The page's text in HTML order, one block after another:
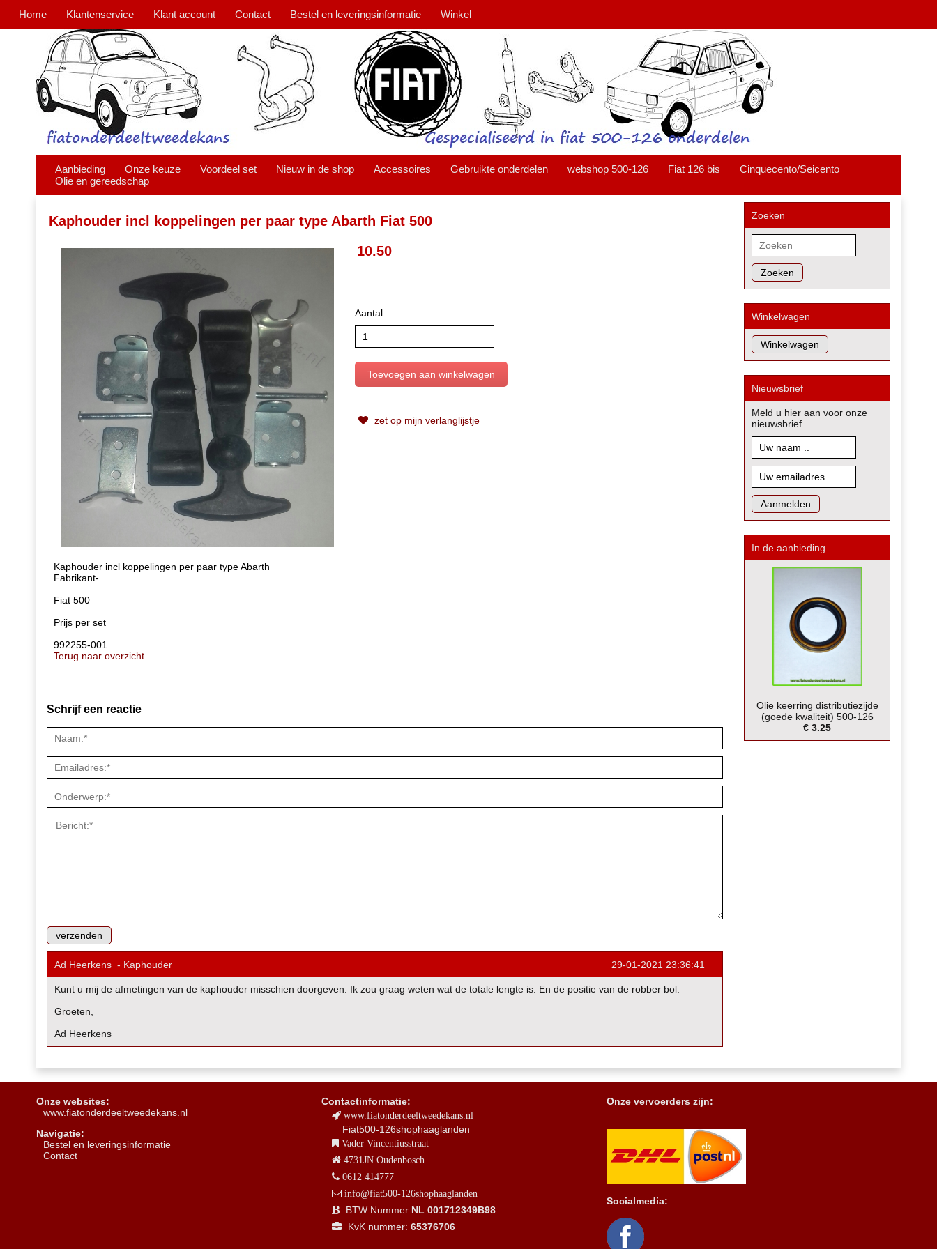
Home Klantenservice Klant account Contact Bestel en leveringsinformatie Winkel
Aanbieding Onze keuze Voordeel set Nieuw in de shop Accessoires Gebruikte onderdelen webshop 500-126 Fiat 126 bis
Cinquecento/Seicento
Olie en gereedschap
Kaphouder incl koppelingen per paar type Abarth Fiat 500
10.50
Aantal
zet op mijn verlanglijstje
Kaphouder incl koppelingen per paar type Abarth
Fabrikant-
Fiat 500
Prijs per set
992255-001
Terug naar overzicht
Schrijf een reactie
Ad Heerkens - Kaphouder 29-01-2021 23:36:41
Kunt u mij de afmetingen van de kaphouder misschien doorgeven. Ik zou graag weten wat de totale lengte is. En de positie van de robber bol.
Groeten,
Ad Heerkens
Zoeken
Zoeken
Winkelwagen
Nieuwsbrief
Meld u hier aan voor onze
nieuwsbrief.
In de aanbieding
Olie keerring distributiezijde
(goede kwaliteit) 500-126
€ 3.25
Onze websites:
www.fiatonderdeeltweedekans.nl
Navigatie:
Bestel en leveringsinformatie
Contact
Contactinformatie:
www.fiatonderdeeltweedekans.nl
Fiat500-126shophaaglanden
Vader Vincentiusstraat
4731JN Oudenbosch
0612 414777
info@fiat500-126shophaaglanden
BTW Nummer:NL 001712349B98
KvK nummer:65376706
Onze vervoerders zijn:
Socialmedia: